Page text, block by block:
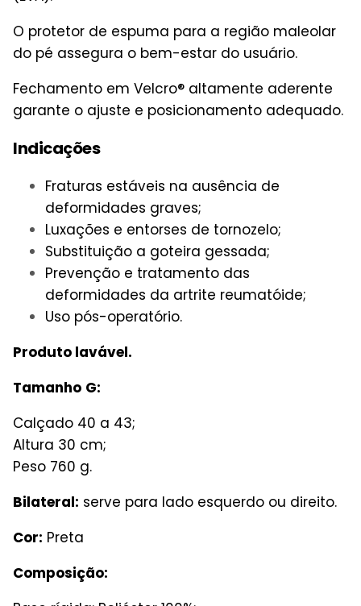
O protetor de espuma para a região maleolar
do pé assegura o bem-estar do usuário.
Fechamento em Velcro® altamente aderente
garante o ajuste e posicionamento adequado.
Indicações
Fraturas estáveis na ausência de
deformidades graves;
Luxações e entorses de tornozelo;
Substituição a goteira gessada;
Prevenção e tratamento das
deformidades da artrite reumatóide;
Uso pós-operatório.
Produto lavável.
Tamanho G:
Calçado 40 a 43;
Altura 30 cm;
Peso 760 g.
Bilateral: serve para lado esquerdo ou direito.
Cor: Preta
Composição: